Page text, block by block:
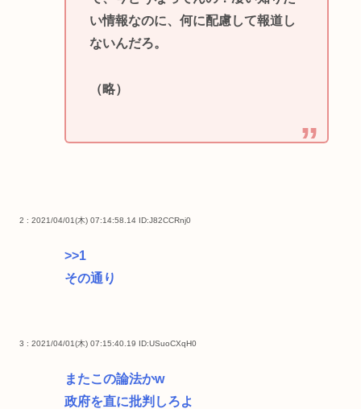
い情報なのに、何に配慮して報道し
ないんだろ。
（略）
2 : 2021/04/01(木) 07:14:58.14 ID:J82CCRnj0
>>1
その通り
3 : 2021/04/01(木) 07:15:40.19 ID:USuoCXqH0
またこの論法かw
政府を直に批判しろよ